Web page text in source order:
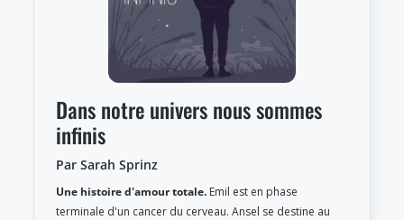
Dans notre univers nous sommes
infinis
Par Sarah Sprinz
Une histoire d'amour totale. Emil est en phase
terminale d'un cancer du cerveau. Ansel se destine au